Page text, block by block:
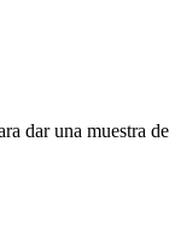
dar una muestra